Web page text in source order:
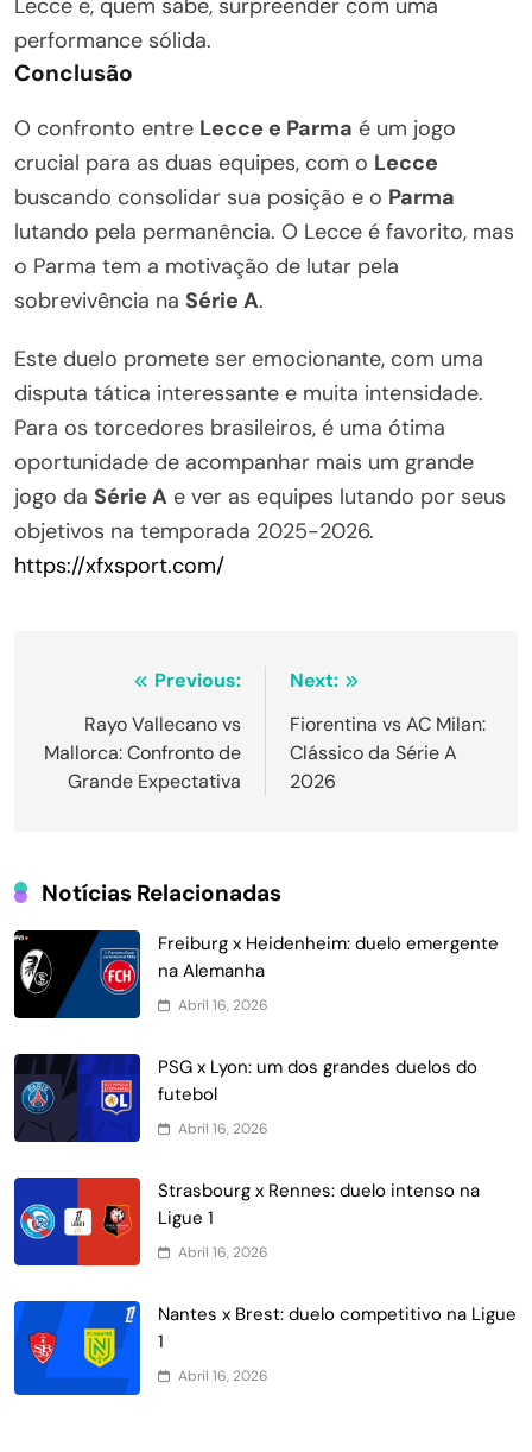
performance sólida.
Conclusão
O confronto entre Lecce e Parma é um jogo
crucial para as duas equipes, com o Lecce
buscando consolidar sua posição e o Parma
lutando pela permanência. O Lecce é favorito, mas
o Parma tem a motivação de lutar pela
sobrevivência na Série A.
Este duelo promete ser emocionante, com uma
disputa tática interessante e muita intensidade.
Para os torcedores brasileiros, é uma ótima
oportunidade de acompanhar mais um grande
jogo da Série A e ver as equipes lutando por seus
objetivos na temporada 2025-2026.
https://xfxsport.com/
Navegação
Post
Previous:
Rayo Vallecano vs
Mallorca: Confronto de
Grande Expectativa
Next:
Fiorentina vs AC Milan:
Clássico da Série A
2026
Notícias Relacionadas
Freiburg x Heidenheim: duelo emergente
na Alemanha
Abril 16, 2026
PSG x Lyon: um dos grandes duelos do
futebol
Abril 16, 2026
Strasbourg x Rennes: duelo intenso na
Ligue 1
Abril 16, 2026
Nantes x Brest: duelo competitivo na Ligue
1
Abril 16, 2026